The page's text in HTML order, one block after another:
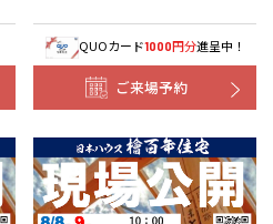
QUOカード1000円分進呈中！
ご来場予約